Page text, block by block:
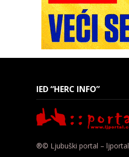
IED “HERC INFO”
®© Ljubuški portal –